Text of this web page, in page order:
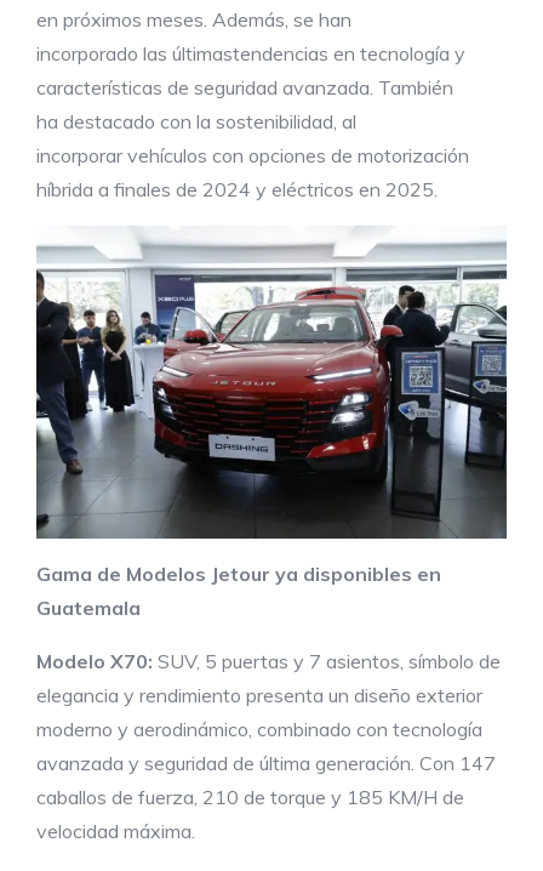
en próximos meses. Además, se han
incorporado las últimastendencias en tecnología y
características de seguridad avanzada. También
ha destacado con la sostenibilidad, al
incorporar vehículos con opciones de motorización
híbrida a finales de 2024 y eléctricos en 2025.
Gama de Modelos Jetour ya disponibles en
Guatemala
Modelo X70: SUV, 5 puertas y 7 asientos, símbolo de
elegancia y rendimiento presenta un diseño exterior
moderno y aerodinámico, combinado con tecnología
avanzada y seguridad de última generación. Con 147
caballos de fuerza, 210 de torque y 185 KM/H de
velocidad máxima.